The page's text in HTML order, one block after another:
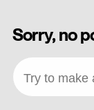
Sorry, no
Try to make a